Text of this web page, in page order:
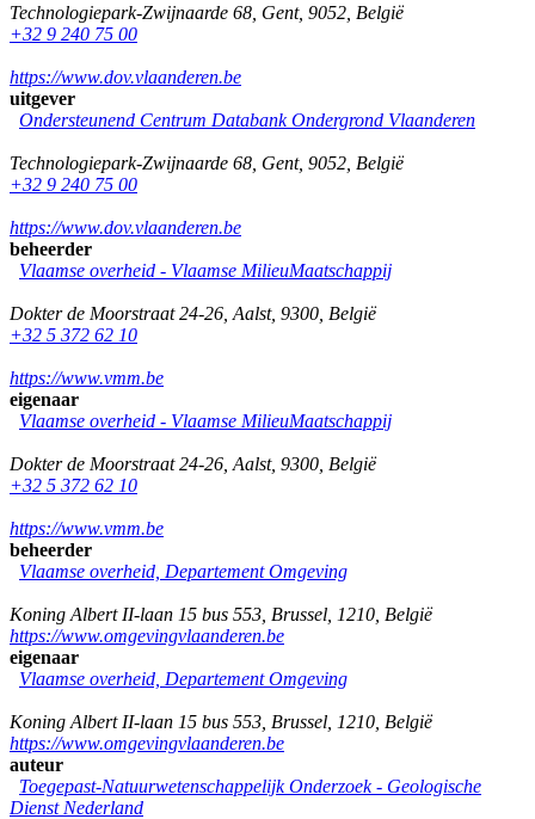
Technologiepark-Zwijnaarde 68 Gent, 9052 België
+32 9 240 75 00
https://www.dov.vlaanderen.be
uitgever
Ondersteunend Centrum Databank Ondergrond Vlaanderen
Technologiepark-Zwijnaarde 68 Gent, 9052 België
+32 9 240 75 00
https://www.dov.vlaanderen.be
beheerder
Vlaamse overheid - Vlaamse MilieuMaatschappij
Dokter de Moorstraat 24-26 Aalst, 9300 België
+32 5 372 62 10
https://www.vmm.be
eigenaar
Vlaamse overheid - Vlaamse MilieuMaatschappij
Dokter de Moorstraat 24-26 Aalst, 9300 België
+32 5 372 62 10
https://www.vmm.be
beheerder
Vlaamse overheid, Departement Omgeving
Koning Albert II-laan 15 bus 553 Brussel 1210 België
https://www.omgevingvlaanderen.be
eigenaar
Vlaamse overheid, Departement Omgeving
Koning Albert II-laan 15 bus 553 Brussel 1210 België
https://www.omgevingvlaanderen.be
auteur
Toegepast-Natuurwetenschappelijk Onderzoek - Geologische
Dienst Nederland